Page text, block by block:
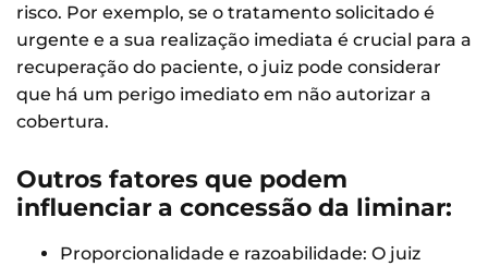
risco. Por exemplo, se o tratamento solicitado é
urgente e a sua realização imediata é crucial para a
recuperação do paciente, o juiz pode considerar
que há um perigo imediato em não autorizar a
cobertura.
Outros fatores que podem
influenciar a concessão da liminar:
Proporcionalidade e razoabilidade: O juiz